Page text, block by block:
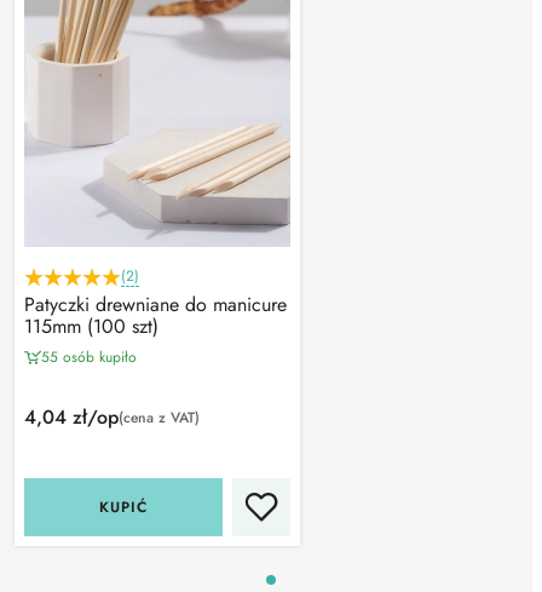
(2)
Patyczki drewniane do manicure
115mm (100 szt)
55 osób kupiło
4,04 zł/op(cena z VAT)
KUPIĆ